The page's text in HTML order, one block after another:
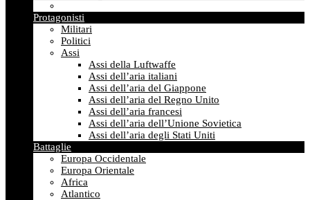
Protagonisti
Militari
Politici
Assi
Assi della Luftwaffe
Assi dell’aria italiani
Assi dell’aria del Giappone
Assi dell’aria del Regno Unito
Assi dell’aria francesi
Assi dell’aria dell’Unione Sovietica
Assi dell’aria degli Stati Uniti
Battaglie
Europa Occidentale
Europa Orientale
Africa
Atlantico